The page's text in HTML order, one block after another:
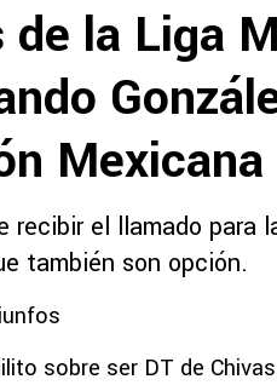
la Liga
Mexicana
el llamado para
también son opción.
sobre ser DT de Chivas